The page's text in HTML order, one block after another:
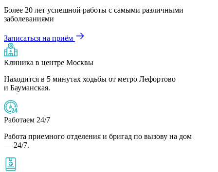
Более 20 лет успешной работы с самыми различными
заболеваниями
Записаться на приём
Клиника в центре Москвы
Находится в 5 минутах ходьбы от метро Лефортово
и Бауманская.
Работаем 24/7
Работа приемного отделения и бригад по вызову на дом
— 24/7.